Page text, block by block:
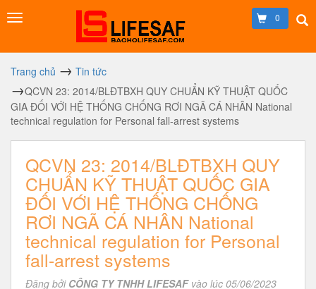
0
Trang chủ
Tin tức
QCVN 23: 2014/BLĐTBXH QUY CHUẨN KỸ THUẬT QUỐC
GIA ĐỐI VỚI HỆ THỐNG CHỐNG RƠI NGÃ CÁ NHÂN National
technical regulation for Personal fall-arrest systems
QCVN 23: 2014/BLĐTBXH QUY
CHUẨN KỸ THUẬT QUỐC GIA
ĐỐI VỚI HỆ THỐNG CHỐNG
RƠI NGÃ CÁ NHÂN National
technical regulation for Personal
fall-arrest systems
Đăng bởi CÔNG TY TNHH LIFESAFvào lúc 05/06/2023